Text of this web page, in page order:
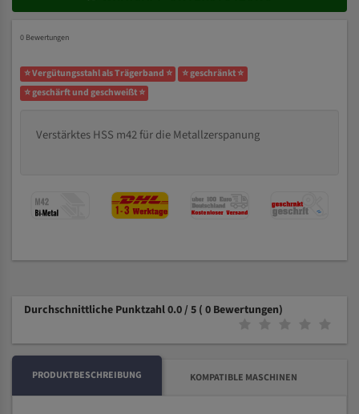
0 Bewertungen
⭐ Vergütungsstahl als Trägerband ⭐
⭐ geschränkt ⭐
⭐ geschärft und geschweißt ⭐
Verstärktes HSS m42 für die Metallzerspanung
Durchschnittliche Punktzahl 0.0 / 5 ( 0 Bewertungen)
PRODUKTBESCHREIBUNG KOMPATIBLE MASCHINEN